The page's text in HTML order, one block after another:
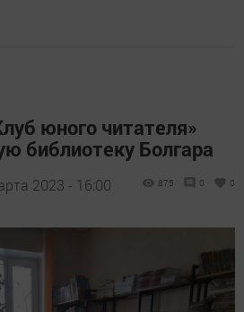
юного читателя»
библиотеку Болгара
2023 - 16:00 875 0 0